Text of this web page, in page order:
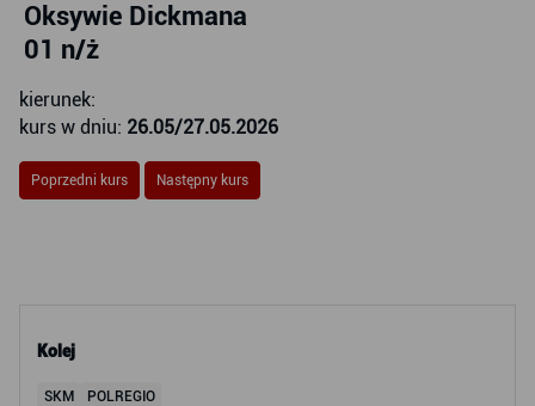
Kolej
SKM POLREGIO
Oksywie Dickmana
01 n/ż
kierunek:
kurs w dniu: 26.05/27.05.2026
Poprzedni kurs Następny kurs